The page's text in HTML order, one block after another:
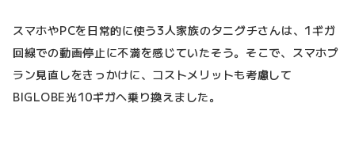
スマホやPCを日常的に使う3人家族のタニグチさんは、1ギガ
回線での動画停止に不満を感じていたそう。そこで、スマホプ
ラン見直しをきっかけに、コストメリットも考慮して
BIGLOBE光10ギガへ乗り換えました。